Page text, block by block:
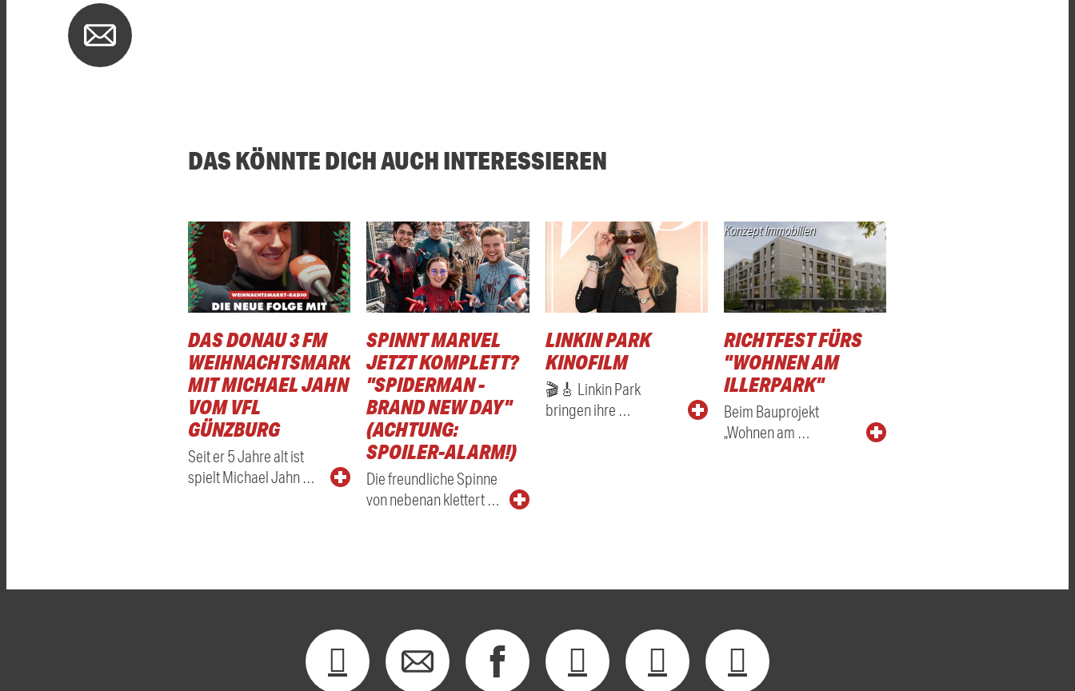
DAS KÖNNTE DICH AUCH INTERESSIEREN
DAS DONAU 3 FM
WEIHNACHTSMARKTRADIO
MIT MICHAEL JAHN
VOM VFL
GÜNZBURG
Seit er 5 Jahre alt ist
spielt Michael Jahn …
SPINNT MARVEL
JETZT KOMPLETT?
"SPIDERMAN -
BRAND NEW DAY"
(ACHTUNG:
SPOILER-ALARM!)
Die freundliche Spinne
von nebenan klettert …
LINKIN PARK
KINOFILM
🎬🎸 Linkin Park
bringen ihre …
Konzept Immobilien
RICHTFEST FÜRS
"WOHNEN AM
ILLERPARK"
Beim Bauprojekt
„Wohnen am …